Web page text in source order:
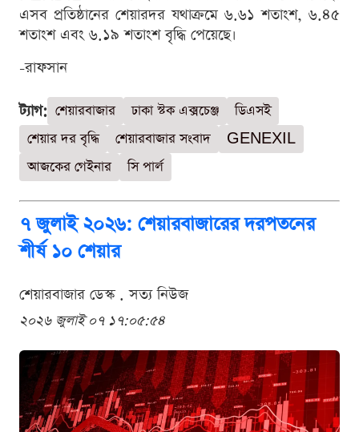
এসব প্রতিষ্ঠানের শেয়ারদর যথাক্রমে ৬.৬১ শতাংশ, ৬.৪৫
শতাংশ এবং ৬.১৯ শতাংশ বৃদ্ধি পেয়েছে।
-রাফসান
ট্যাগ: শেয়ারবাজার ঢাকা স্টক এক্সচেঞ্জ
ডিএসই
শেয়ার দর বৃদ্ধি
শেয়ারবাজার সংবাদ
GENEXIL
আজকের গেইনার
সি পার্ল
৭ জুলাই ২০২৬: শেয়ারবাজারের দরপতনের
শীর্ষ ১০ শেয়ার
শেয়ারবাজার ডেস্ক . সত্য নিউজ
২০২৬ জুলাই ০৭ ১৭:০৫:৫৪